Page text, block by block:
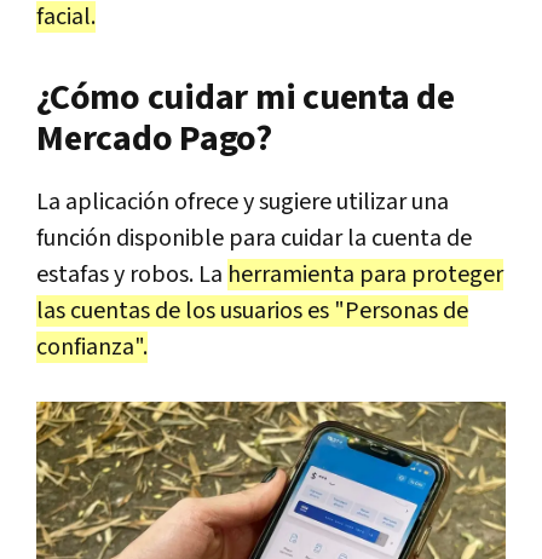
facial.
¿Cómo cuidar mi cuenta de
Mercado Pago?
La aplicación ofrece y sugiere utilizar una
función disponible para cuidar la cuenta de
estafas y robos. La herramienta para proteger
las cuentas de los usuarios es "Personas de
confianza".